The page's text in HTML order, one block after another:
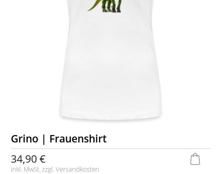
Grino | Frauenshirt
34,90 €
inkl. MwSt. zzgl.Versandkosten